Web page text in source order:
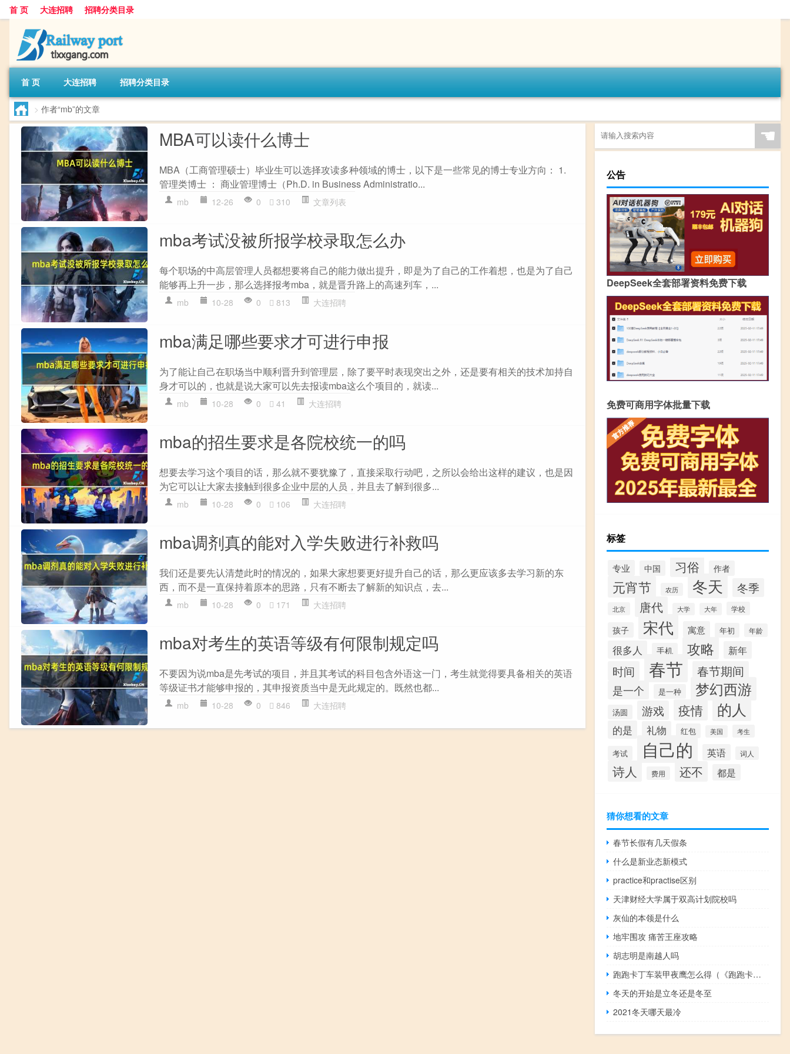
首 页 大连招聘 招聘分类目录
首 页 大连招聘 招聘分类目录
> 作者“mb”的文章
MBA可以读什么博士
MBA（工商管理硕士）毕业生可以选择攻读多种领域的博士，以下是一些常见的博士专业方向： 1.
管理类博士 ： 商业管理博士（Ph.D. in Business Administratio...
mb 12-26 0 310 文章列表
mba考试没被所报学校录取怎么办
每个职场的中高层管理人员都想要将自己的能力做出提升，即是为了自己的工作着想，也是为了自己
能够再上升一步，那么选择报考mba，就是晋升路上的高速列车，...
mb 10-28 0 813 大连招聘
mba满足哪些要求才可进行申报
为了能让自己在职场当中顺利晋升到管理层，除了要平时表现突出之外，还是要有相关的技术加持自
身才可以的，也就是说大家可以先去报读mba这么个项目的，就读...
mb 10-28 0 41 大连招聘
mba的招生要求是各院校统一的吗
想要去学习这个项目的话，那么就不要犹豫了，直接采取行动吧，之所以会给出这样的建议，也是因
为它可以让大家去接触到很多企业中层的人员，并且去了解到很多...
mb 10-28 0 106 大连招聘
mba调剂真的能对入学失败进行补救吗
我们还是要先认清楚此时的情况的，如果大家想要更好提升自己的话，那么更应该多去学习新的东
西，而不是一直保持着原本的思路，只有不断去了解新的知识点，去...
mb 10-28 0 171 大连招聘
mba对考生的英语等级有何限制规定吗
不要因为说mba是先考试的项目，并且其考试的科目包含外语这一门，考生就觉得要具备相关的英语
等级证书才能够申报的，其申报资质当中是无此规定的。既然也都...
mb 10-28 0 846 大连招聘
☚
公告
DeepSeek全套部署资料免费下载
免费可商用字体批量下载
标签
专业 中国 习俗 作者
元宵节 农历 冬天 冬季
北京 唐代 大学 大年 学校
孩子 宋代 寓意 年初 年龄
很多人 手机 攻略 新年
时间 春节 春节期间
是一个 是一种 梦幻西游
汤圆 游戏 疫情 的人
的是 礼物 红包 美国 考生
考试 自己的 英语 词人
诗人 费用 还不 都是
猜你想看的文章
春节长假有几天假条
什么是新业态新模式
practice和practise区别
天津财经大学属于双高计划院校吗
灰仙的本领是什么
地牢围攻 痛苦王座攻略
胡志明是南越人吗
跑跑卡丁车装甲夜鹰怎么得（《跑跑卡丁车》攻略之夜鹰SR分析攻略）
冬天的开始是立冬还是冬至
2021冬天哪天最冷